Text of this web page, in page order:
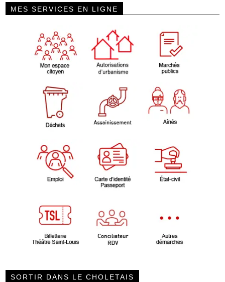
MES SERVICES EN LIGNE
SORTIR DANS LE CHOLETAIS